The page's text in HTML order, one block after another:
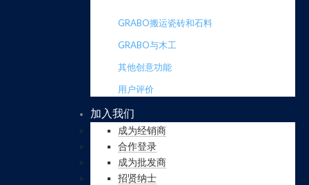
GRABO搬运瓷砖和石料
GRABO与木工
其他创意功能
用户评价
加入我们
成为经销商
合作登录
成为批发商
招贤纳士